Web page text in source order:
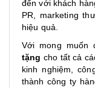
đến với khách
PR, marketing
hiệu quả.
Với mong muốn
tặng cho tất cả
kinh nghiệm,
thành công ty